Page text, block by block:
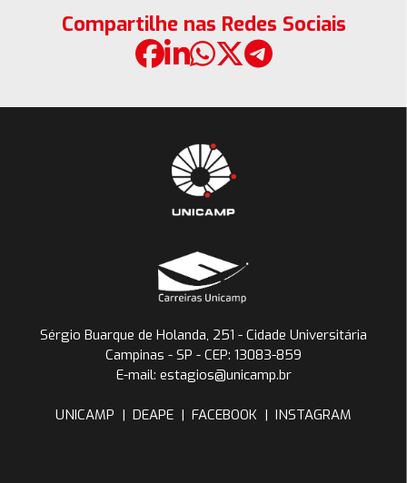
Compartilhe nas Redes Sociais
Sérgio Buarque de Holanda, 251 - Cidade Universitária
Campinas - SP - CEP: 13083-859
E-mail: estagios@unicamp.br
UNICAMP | DEAPE | FACEBOOK | INSTAGRAM